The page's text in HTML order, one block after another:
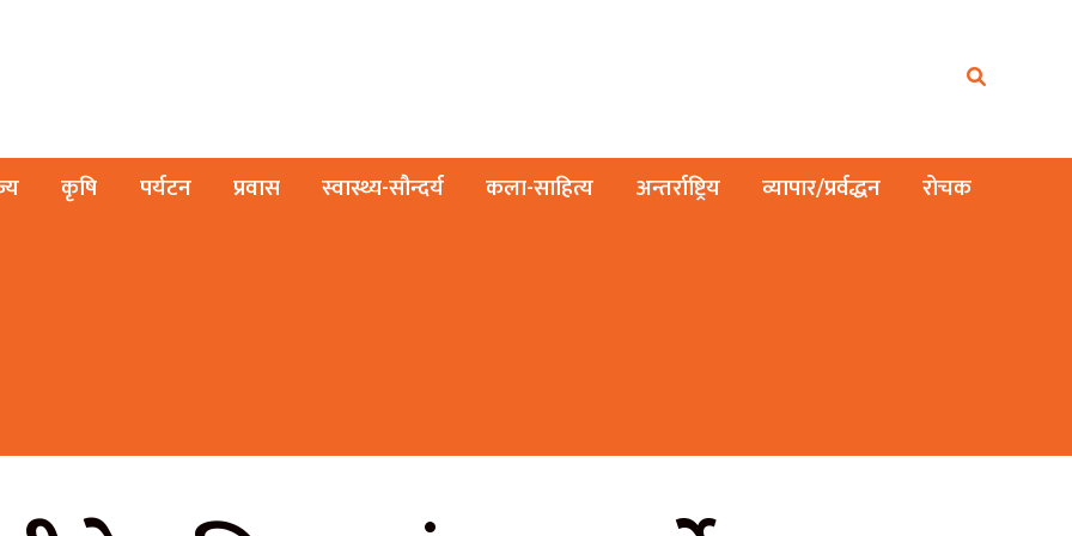
कृषि पर्यटन प्रवास स्वास्थ्य-सौन्दर्य कला-साहित्य अन्तर्राष्ट्रिय व्यापार/प्रर्वद्धन रोचक